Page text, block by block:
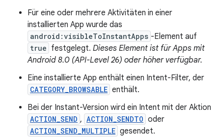
Für eine oder mehrere Aktivitäten in einer
installierten App wurde das
android:visibleToInstantApps -Element auf
true festgelegt. Dieses Element ist für Apps mit
Android 8.0 (API-Level 26) oder höher verfügbar.
Eine installierte App enthält einen Intent-Filter, der
CATEGORY_BROWSABLE enthält.
Bei der Instant-Version wird ein Intent mit der Aktion
ACTION_SEND , ACTION_SENDTO oder
ACTION_SEND_MULTIPLE gesendet.